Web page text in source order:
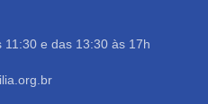
e das 13:30 às 17h